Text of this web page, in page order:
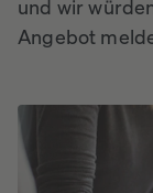
und wir
Angebot